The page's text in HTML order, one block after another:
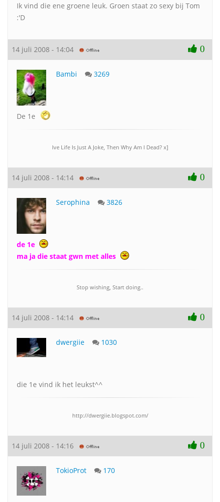
Ik vind die ene groene leuk. Groen staat zo sexy bij Tom
:'D
14 juli 2008 - 14:04 0
Bambi 3269
De 1e
Ive Life Is Just A Joke, Then Why Am I Dead? x]
14 juli 2008 - 14:14 0
Serophina 3826
de 1e
ma ja die staat gwn met alles
Stop wishing, Start doing..
14 juli 2008 - 14:14 0
dwergiie 1030
die 1e vind ik het leukst^^
http://dwergiie.blogspot.com/
14 juli 2008 - 14:16 0
TokioProt 170